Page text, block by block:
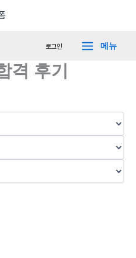
로그인
Menu
메뉴
격 후기